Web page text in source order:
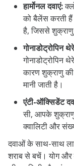
हार्मोनल दवाएं:
को बैलेंस करती
है, जिससे शुक्राणु
गोनाडोट्रोपिन
कारण शुक्राणु
मानी जाती है।
एंटी-ऑक्सिडेंट
सी, आपके
क्वालिटी और
दवाओं के साथ-साथ
शराब से बचें। योग और